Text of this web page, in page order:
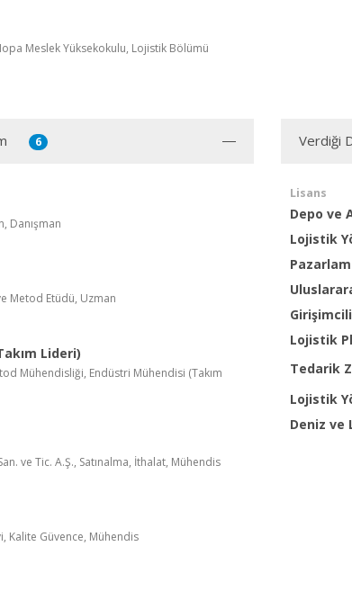
Meslek Yüksekokulu, Lojistik Bölümü
6
Danışman
Metod Etüdü, Uzman
Lideri)
Mühendisliği, Endüstri Mühendisi (Takım
ve Tic. A.Ş., Satınalma, İthalat, Mühendis
Kalite Güvence, Mühendis
Verdiği
Lisans
Depo ve
Lojistik
Lojistik
Tedarik
Lojistik
Deniz ve